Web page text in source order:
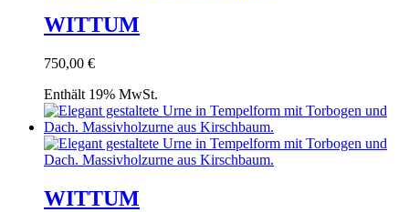
WITTUM
750,00 €
Enthält 19% MwSt.
WITTUM